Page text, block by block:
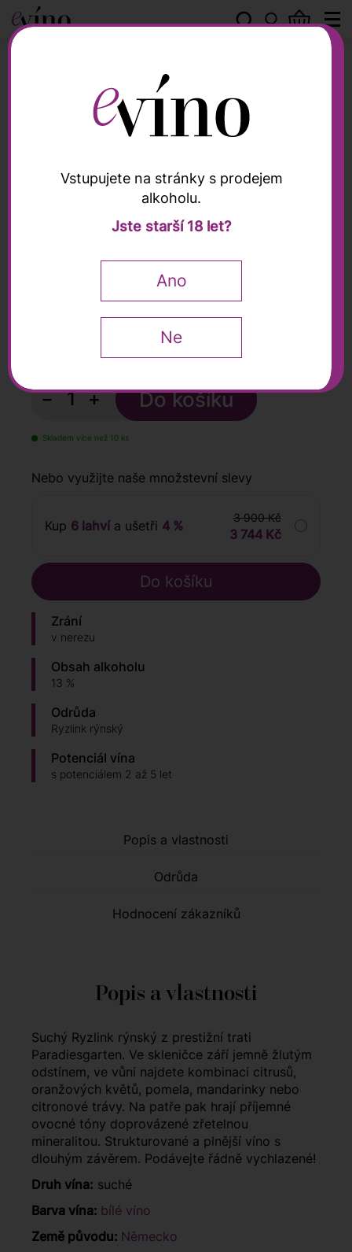
Weingut Martin & Georg Fußer
Paradiesgarten Riesling
2019, Fußer, 0,75l
− +
Skladem více než 10 ks
Nebo využijte naše množstevní slevy
Kup 6 lahvía ušetři 4 %
3 900 Kč
3 744 Kč
Zrání
v nerezu
Obsah alkoholu
13 %
Odrůda
Ryzlink rýnský
Potenciál vína
s potenciálem 2 až 5 let
Popis a vlastnosti
Odrůda
Hodnocení zákazníků
Popis a vlastnosti
Suchý Ryzlink rýnský z prestižní trati
Paradiesgarten. Ve skleničce září jemně žlutým
odstínem, ve vůni najdete kombinaci citrusů,
oranžových květů, pomela, mandarinky nebo
citronové trávy. Na patře pak hrají příjemné
ovocné tóny doprovázené zřetelnou
mineralitou. Strukturované a plnější víno s
dlouhým závěrem. Podávejte řádně vychlazené!
Druh vína: suché
Barva vína: bílé víno
Země původu: Německo
Vstupujete na stránky s prodejem
alkoholu.
Jste starší 18 let?
Ano
Ne